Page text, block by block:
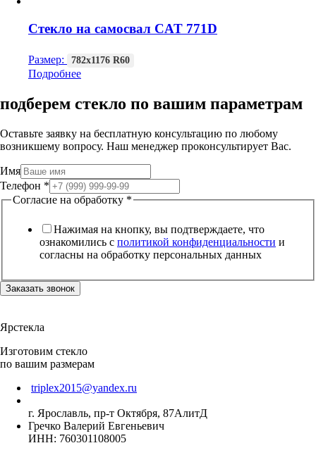
Стекло на самосвал CAT 771D
Размер: 782х1176 R60
Подробнее
подберем стекло по вашим параметрам
Оставьте заявку на бесплатную консультацию по любому
возникшему вопросу. Наш менеджер проконсультирует Вас.
Имя
Телефон *
Согласие на обработку *
Нажимая на кнопку, вы подтверждаете, что
ознакомились с политикой конфиденциальности и
согласны на обработку персональных данных
Заказать звонок
Ярстекла
Изготовим стекло
по вашим размерам
triplex2015@yandex.ru
г. Ярославль, пр-т Октября, 87АлитД
Гречко Валерий Евгеньевич
ИНН: 760301108005